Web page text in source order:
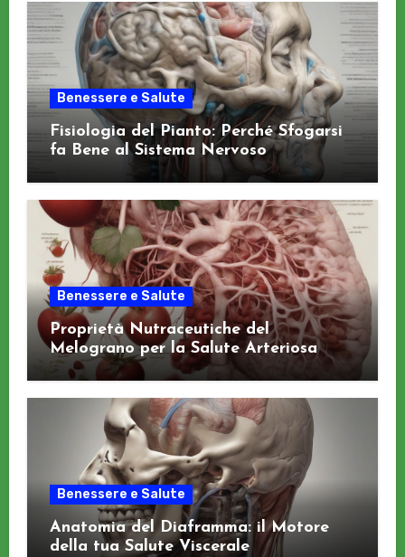
Benessere e Salute
Fisiologia del Pianto: Perché Sfogarsi
fa Bene al Sistema Nervoso
Benessere e Salute
Proprietà Nutraceutiche del
Melograno per la Salute Arteriosa
Benessere e Salute
Anatomia del Diaframma: il Motore
della tua Salute Viscerale